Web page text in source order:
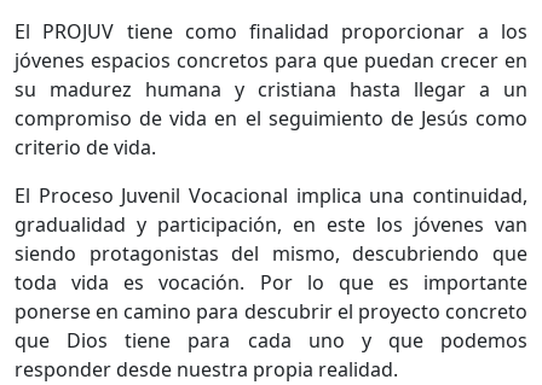
El PROJUV tiene como finalidad proporcionar a los
jóvenes espacios concretos para que puedan crecer en
su madurez humana y cristiana hasta llegar a un
compromiso de vida en el seguimiento de Jesús como
criterio de vida.
El Proceso Juvenil Vocacional implica una continuidad,
gradualidad y participación, en este los jóvenes van
siendo protagonistas del mismo, descubriendo que
toda vida es vocación. Por lo que es importante
ponerse en camino para descubrir el proyecto concreto
que Dios tiene para cada uno y que podemos
responder desde nuestra propia realidad.